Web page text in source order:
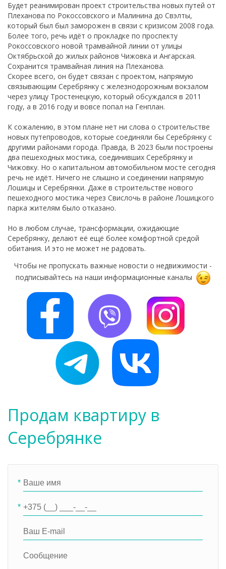
Будет реанимирован проект строительства новых путей от
Плеханова по Рокоссовского и Малинина до Свэлты,
который был был заморожен в связи с кризисом 2008 года.
Более того, речь идёт о прокладке по проспекту
Рокоссовского новой трамвайной линии от улицы
Октябрьской до жилых районов Чижовка и Ангарская.
Сохранится трамвайная линия на Плеханова.
Скорее всего, он будет связан с проектом, напрямую
связывающим Серебрянку с железнодорожным вокзалом
через улицу Тростенецкую, который обсуждался в 2011
году, а в 2016 году и вовсе попал на Генплан.
К сожалению, в этом плане нет ни слова о строительстве
новых путепроводов, которые соединяли бы Серебрянку с
другими районами города. Правда, В 2023 были построены
два пешеходных мостика, соединивших Серебрянку и
Чижовку. Но о капитальном автомобильном мосте сегодня
речь не идёт. Ничего не слышно и соединении напрямую
Лошицы и Серебрянки. Даже в строительстве нового
пешеходного мостика через Свислочь в районе Лошицкого
парка жителям было отказано.
Но в любом случае, трансформации, ожидающие
Серебрянку, делают её ещё более комфортной средой
обитания. И это не может не радовать.
Чтобы не пропускать важные новости о недвижимости -
подписывайтесь на наши информационные каналы
Продам квартиру в
Серебрянке
*
*